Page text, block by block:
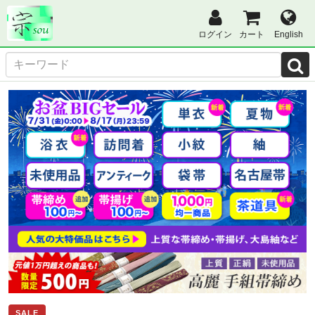
ログイン カート English
SALE